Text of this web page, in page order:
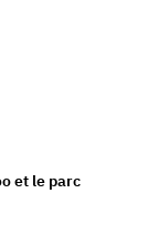
et le parc